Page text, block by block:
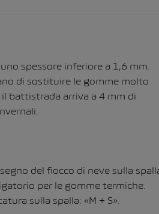
spessore inferiore a 1,6 mm.
di sostituire le gomme molto
battistrada arriva a 4 mm di
del fiocco di neve sulla
per le gomme termiche.
sulla spalla: «M + S».